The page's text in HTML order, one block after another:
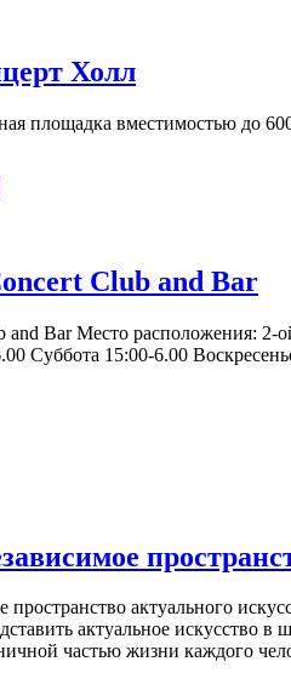
Холл
площадка вместимостью до
Club and Bar
and Bar Место расположения:
Суббота 15:00-6.00
актуального
актуальное искусство
частью жизни каждого